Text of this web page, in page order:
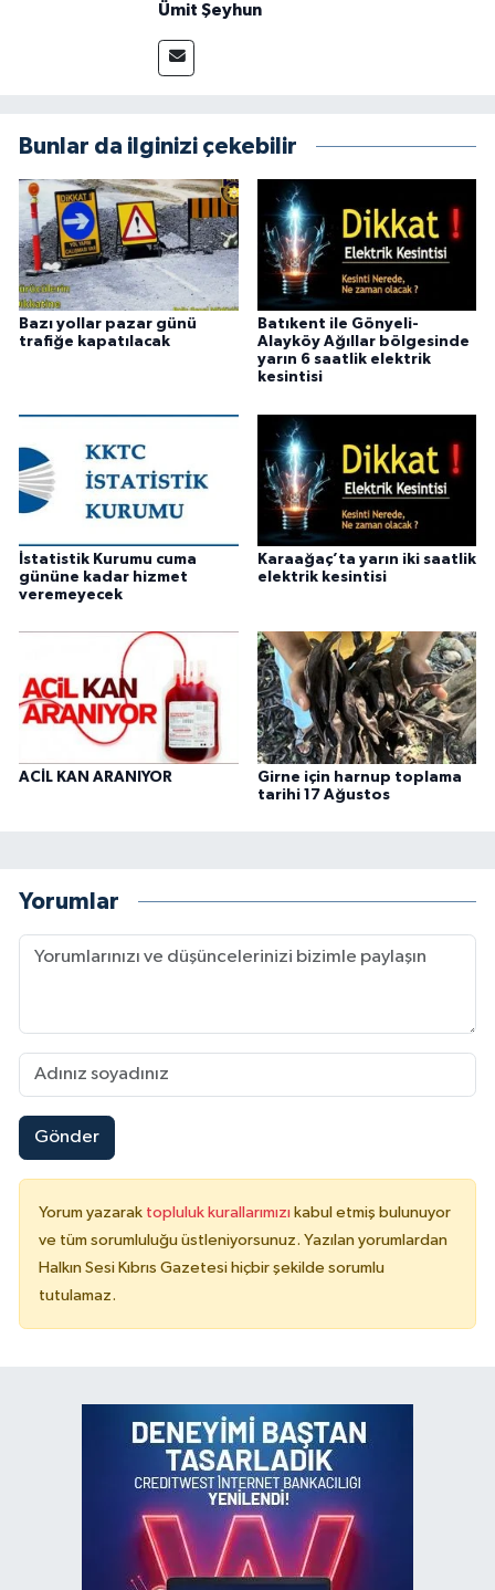
Ümit Şeyhun
Bunlar da ilginizi çekebilir
Bazı yollar pazar günü
trafiğe kapatılacak
Batıkent ile Gönyeli-
Alayköy Ağıllar bölgesinde
yarın 6 saatlik elektrik
kesintisi
İstatistik Kurumu cuma
gününe kadar hizmet
veremeyecek
Karaağaç’ta yarın iki saatlik
elektrik kesintisi
ACİL KAN ARANIYOR
Girne için harnup toplama
tarihi 17 Ağustos
Yorumlar
Gönder
Yorum yazarak topluluk kurallarımızı kabul etmiş bulunuyor
ve tüm sorumluluğu üstleniyorsunuz. Yazılan yorumlardan
Halkın Sesi Kıbrıs Gazetesi hiçbir şekilde sorumlu
tutulamaz.